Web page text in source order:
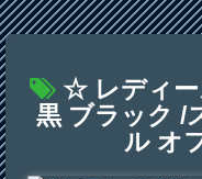
☆ レディー
黒 ブラック /
ル オ